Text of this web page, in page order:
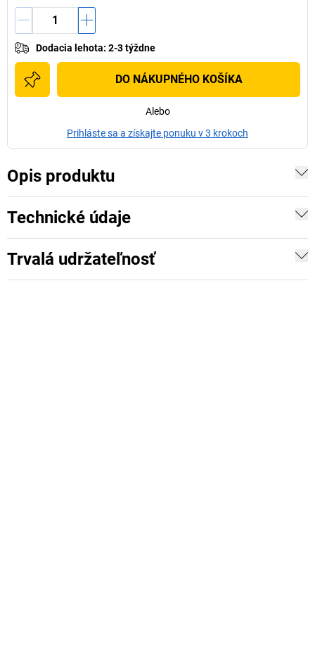
Dodacia lehota: 2-3 týždne
DO NÁKUPNÉHO KOŠÍKA
Alebo
Prihláste sa a získajte ponuku v 3 krokoch
Opis produktu
Technické údaje
Trvalá udržateľnosť